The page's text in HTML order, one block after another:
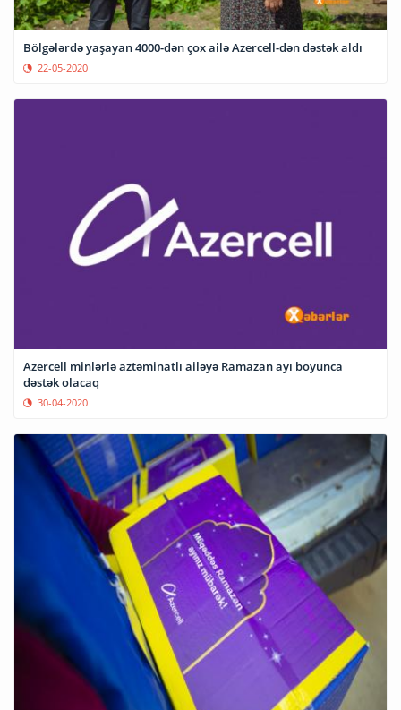
Bölgələrdə yaşayan 4000-dən çox ailə Azercell-dən dəstək aldı
22-05-2020
Azercell minlərlə aztəminatlı ailəyə Ramazan ayı boyunca
dəstək olacaq
30-04-2020